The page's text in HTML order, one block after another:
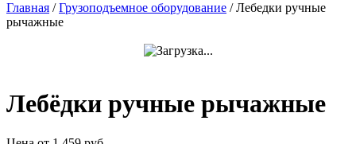
Главная /Грузоподъемное оборудование /Лебедки ручные
рычажные
Лебёдки ручные рычажные